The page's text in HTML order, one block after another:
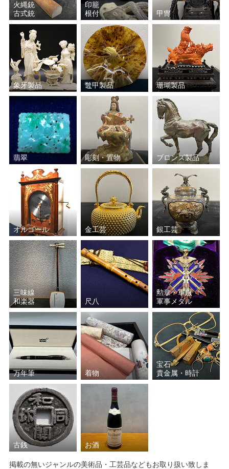
火縄銃
古式銃
印籠
根付
甲冑
象牙製品 鼈甲製品 珊瑚製品
翡翠 彫刻・置物 ブロンズ製品
オルゴール 金工芸 銀工芸
三味線
和楽器
尺八
勲章・軍服
軍事メダル
万年筆 着物
宝石
貴金属・時計
古銭 お酒
掲載の無いジャンルの美術品・工芸品などもお取り扱い致しま